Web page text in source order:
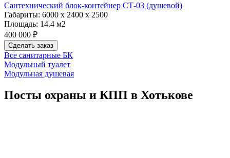
Сантехнический блок-контейнер СТ-03 (душевой)
Габариты: 6000 х 2400 х 2500
Площадь: 14.4 м2
400 000 ₽
Сделать заказ
Все санитарные БК
Модульный туалет
Модульная душевая
Посты охраны и КПП в Хотькове